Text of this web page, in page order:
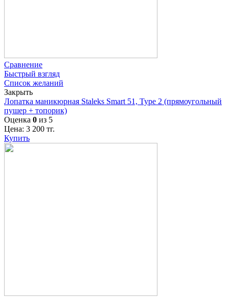
Сравнение
Быстрый взгляд
Список желаний
Закрыть
Лопатка маникюрная Staleks Smart 51, Type 2 (прямоугольный
пушер + топорик)
Оценка 0 из 5
Цена: 3 200 тг.
Купить